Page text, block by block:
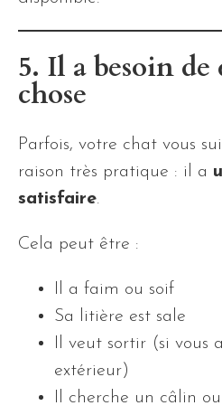
5. Il a besoin de
chose
Parfois, votre chat vous
raison très pratique : il a
satisfaire.
Cela peut être :
Il a faim ou soif
Sa litière est sale
Il veut sortir (si vous
extérieur)
Il cherche un câlin